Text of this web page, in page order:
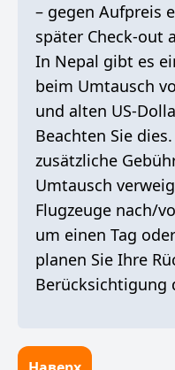
– gegen Aufpreis
später Check-out
In Nepal gibt es
beim Umtausch
und alten US-
Beachten Sie
zusätzliche
Umtausch
Flugzeuge nach/
um einen Tag
planen Sie Ihre
Berücksichtigung